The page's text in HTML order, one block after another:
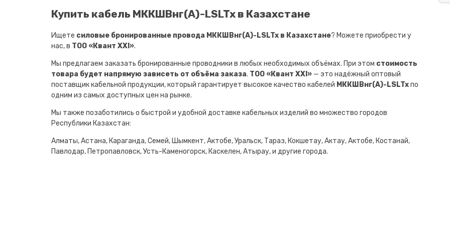
Купить кабель МККШВнг(A)-LSLTx в Казахстане
Ищете силовые бронированные провода МККШВнг(A)-LSLTx в Казахстане? Можете приобрести у
нас, в ТОО «Квант XXI».
Мы предлагаем заказать бронированные проводники в любых необходимых объёмах. При этом стоимость
товара будет напрямую зависеть от объёма заказа. ТОО «Квант XXI» — это надёжный оптовый
поставщик кабельной продукции, который гарантирует высокое качество кабелей МККШВнг(A)-LSLTxпо
одним из самых доступных цен на рынке.
Мы также позаботились о быстрой и удобной доставке кабельных изделий во множество городов
Республики Казахстан:
Алматы, Астана, Караганда, Семей, Шымкент, Актобе, Уральск, Тараз, Кокшетау, Актау, Актобе, Костанай,
Павлодар, Петропавловск, Усть-Каменогорск, Каскелен, Атырау, и другие города.